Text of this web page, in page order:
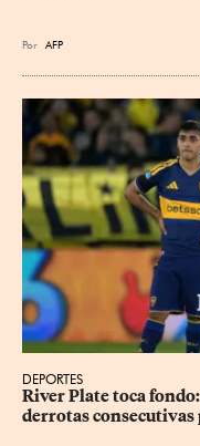
Por AFP
DEPORTES
River Plate toca
derrotas